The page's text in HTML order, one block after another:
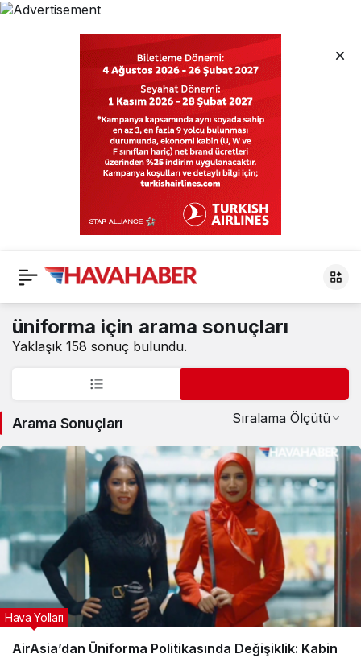
HavaHaber
üniforma için arama sonuçları
Yaklaşık 158 sonuç bulundu.
Arama Sonuçları
AirAsia’dan Üniforma Politikasında Değişiklik: Kabin
Hava Yolları
Sıralama Ölçütü